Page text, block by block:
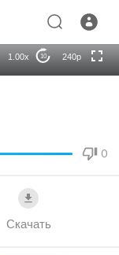
1.00x 10 240p
HD
0
Скачать